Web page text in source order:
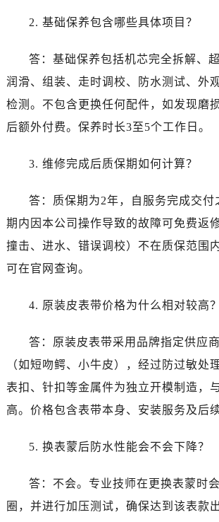
2. 基础保养包含哪些具体项目？
答：基础保养包括机芯完全拆解、
润滑、组装、走时调校、防水测试、外
检测。不包含更换任何配件，如发现磨
后额外付费。保养时长3至5个工作日。
3. 维修完成后质保期如何计算？
答：质保期为2年，自服务完成交付
期内因本公司操作导致的故障可免费返
撞击、进水、错误调校）不在质保范围
可在官网查询。
4. 原装皮表带价格为什么相对较高？
答：原装皮表带采用品牌指定供应
（如短吻鳄、小牛皮），经过防过敏处
表扣、针扣等金属件为独立开模制造，
高。价格包含表带本身、安装服务及后
5. 换表蒙后防水性能会不会下降？
答：不会。专业技师在更换表蒙时
圈，并进行加压测试，确保达到该表款